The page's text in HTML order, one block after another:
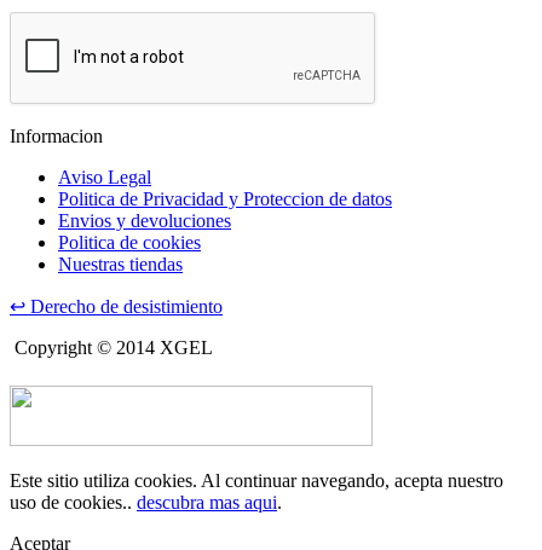
Informacion
Aviso Legal
Politica de Privacidad y Proteccion de datos
Envios y devoluciones
Politica de cookies
Nuestras tiendas
↩ Derecho de desistimiento
Copyright © 2014 XGEL
Este sitio utiliza cookies. Al continuar navegando, acepta nuestro
uso de cookies.. descubra mas aqui.
Aceptar